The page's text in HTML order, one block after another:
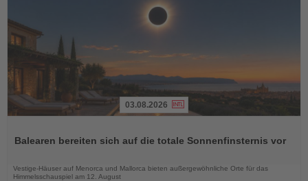
die
03.08.2026
Balearen bereiten sich auf die totale Sonnenfinsternis vor
Vestige-Häuser auf Menorca und Mallorca bieten außergewöhnliche Orte für das
Himmelsschauspiel am 12. August